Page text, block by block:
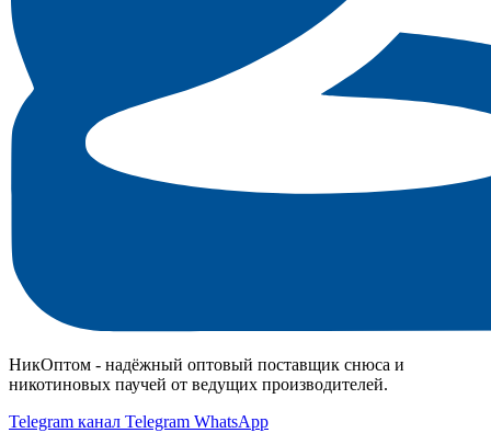
НикОптом - надёжный оптовый поставщик снюса и
никотиновых паучей от ведущих производителей.
Telegram канал Telegram WhatsApp